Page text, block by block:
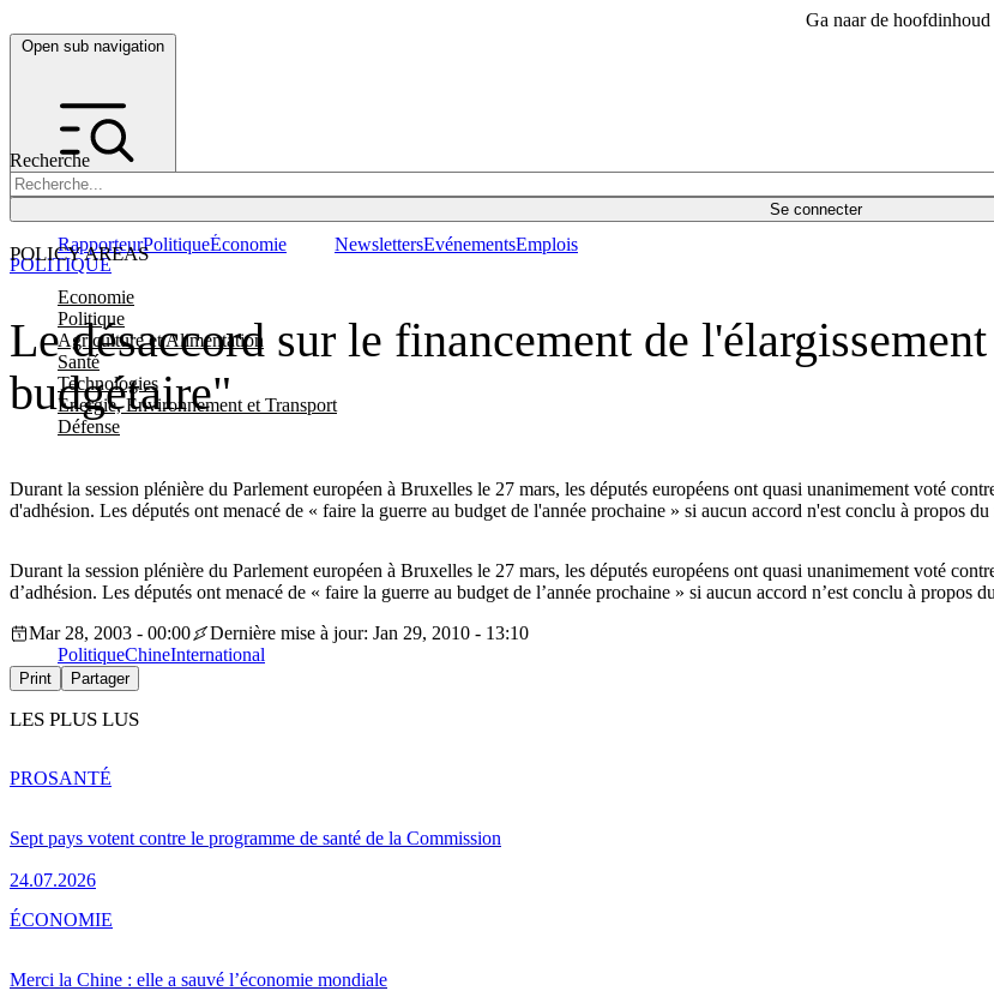
Ga naar de hoofdinhoud
Open sub navigation
Recherche
Se connecter
POLICY AREAS
Economie
Politique
Agriculture et Alimentation
Santé
Technologies
Energie, Environnement et Transport
Défense
RapporteurPolitiqueÉconomie NewslettersEvénementsEmplois
Le désaccord sur le financement de
budgétaire"
Durant la session plénière du Parlement européen à Bruxelles le 27 mars, les députés européens ont quasi unanimement voté
d'adhésion. Les députés ont menacé de « faire la guerre au budget de l'année prochaine » si aucun accord n'est conclu à propos
POLITIQUE
Durant la session plénière du Parlement européen à Bruxelles le 27 mars, les députés européens ont quasi unanimement voté
d’adhésion. Les députés ont menacé de « faire la guerre au budget de l’année prochaine » si aucun accord n’est conclu à propos
Mar 28, 2003 - 00:00
Dernière mise à jour: Jan 29, 2010 - 13:10
PolitiqueChineInternational
Print Partager
LES PLUS LUS
Sept pays votent contre le programme de santé de la Commission
24.07.2026
PROSANTÉ
Merci la Chine : elle a sauvé l’économie mondiale
ÉCONOMIE